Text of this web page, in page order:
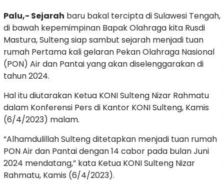
Palu,- Sejarah baru bakal tercipta di Sulawesi Tengah,
di bawah kepemimpinan Bapak Olahraga kita Rusdi
Mastura, Sulteng siap sambut sejarah menjadi tuan
rumah Pertama kali gelaran Pekan Olahraga Nasional
(PON) Air dan Pantai yang akan diselenggarakan di
tahun 2024.
Hal itu diutarakan Ketua KONI Sulteng Nizar Rahmatu
dalam Konferensi Pers di Kantor KONI Sulteng, Kamis
(6/4/2023) malam.
“Alhamdulillah Sulteng ditetapkan menjadi tuan rumah
PON Air dan Pantai dengan 14 cabor pada bulan Juni
2024 mendatang,” kata Ketua KONI Sulteng Nizar
Rahmatu, Kamis (6/4/2023).